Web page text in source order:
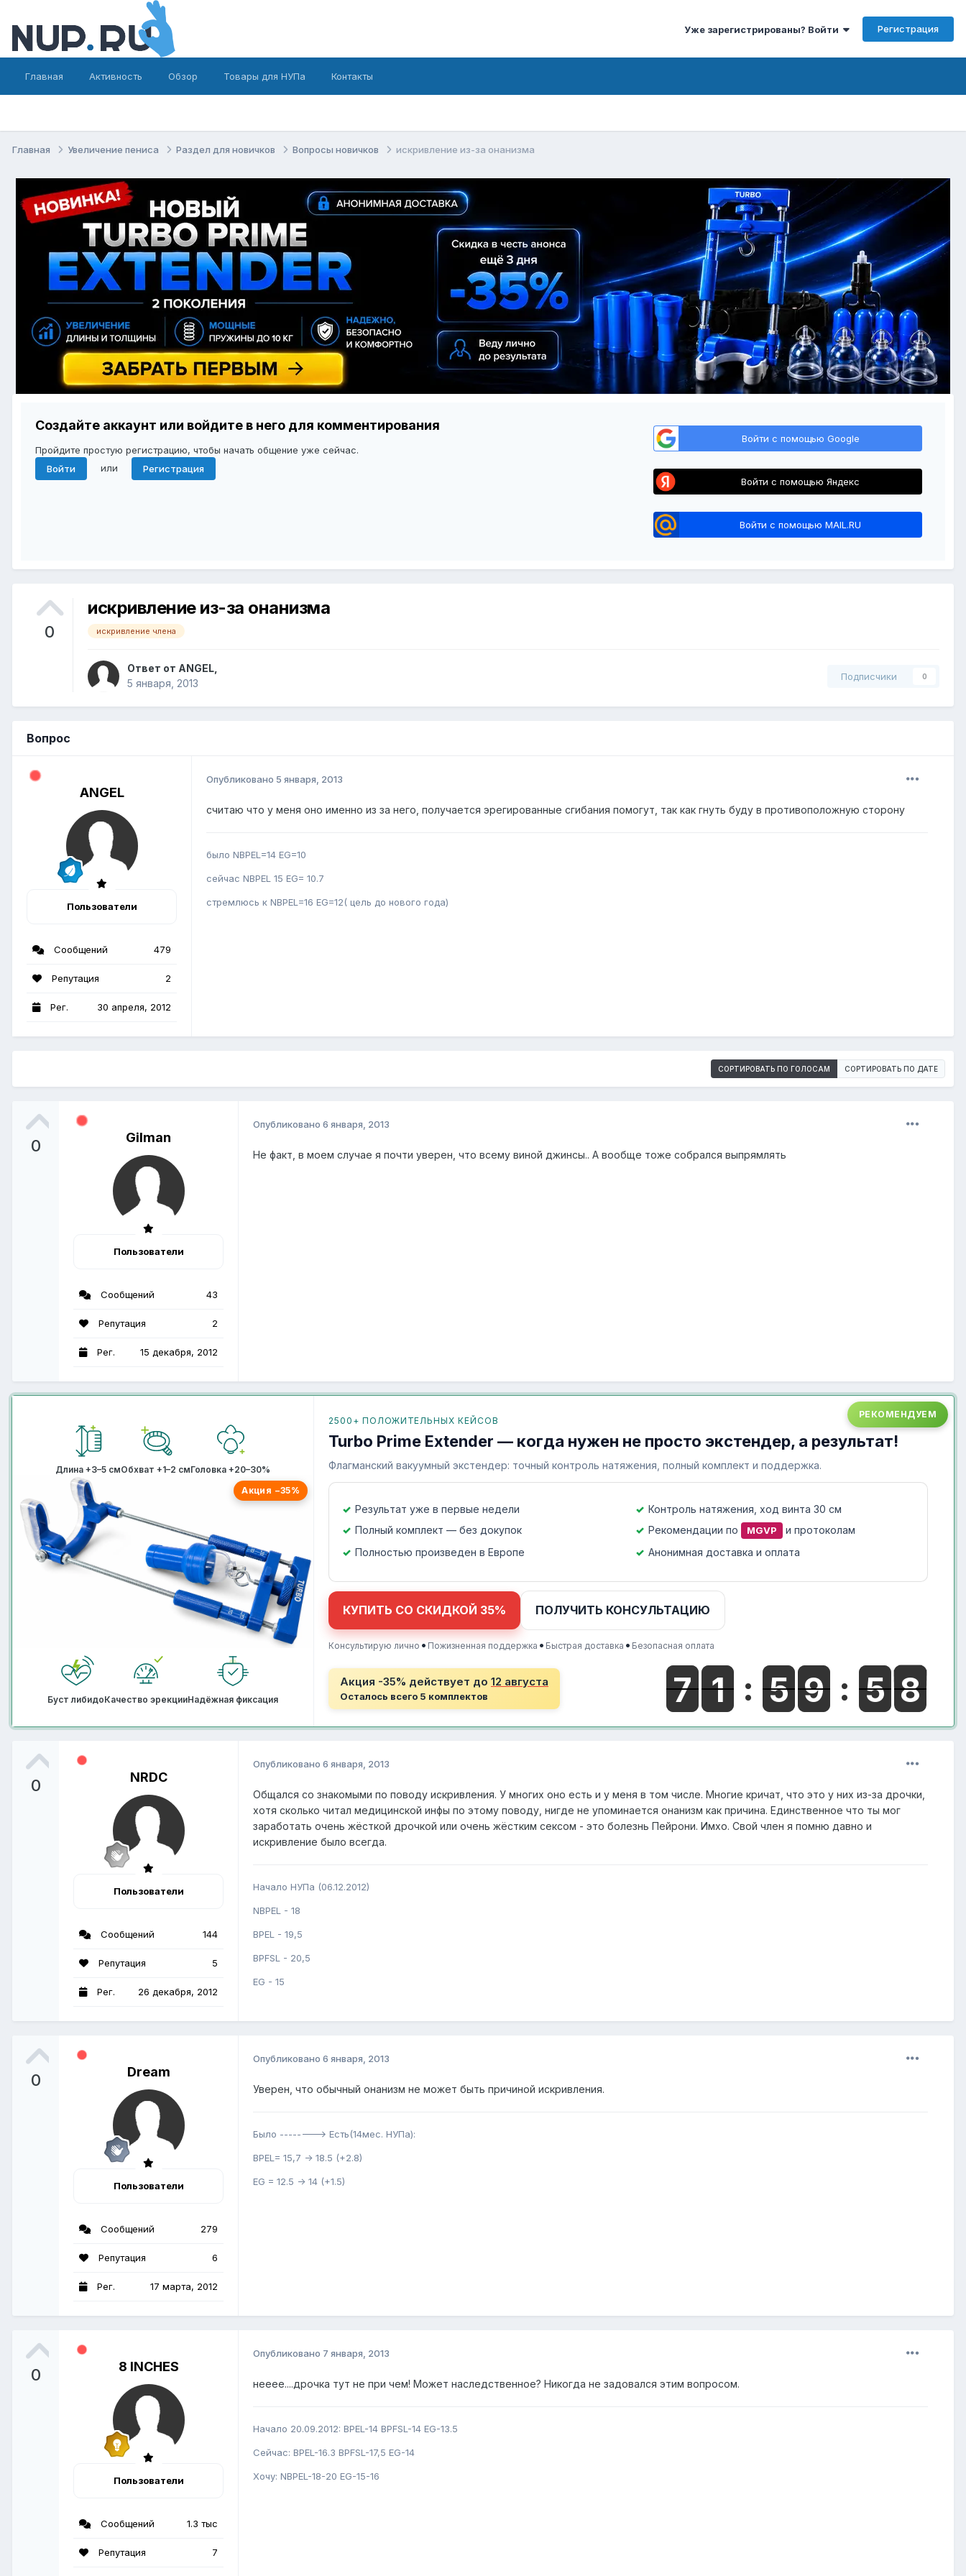
Уже зарегистрированы? Войти Регистрация
Главная Активность Обзор Товары для НУПа Контакты
Главная Увеличение пениса Раздел для новичков Вопросы новичков искривление из-за онанизма
Создайте аккаунт или войдите в него для комментирования
Пройдите простую регистрацию, чтобы начать общение уже сейчас.
Войти
или Регистрация
Войти с помощью Google
Войти с помощью Яндекс
Войти с помощью MAIL.RU
0
искривление из-за онанизма
искривление члена
Ответ от ANGEL,
5 января, 2013
Подписчики 0
Вопрос
ANGEL
Пользователи
Сообщений 479
Репутация 2
Рег. 30 апреля, 2012
Опубликовано 5 января, 2013
считаю что у меня оно именно из за него, получается эрегированные сгибания помогут, так как гнуть буду в противоположную сторону
было NBPEL=14 EG=10
сейчас NBPEL 15 EG= 10.7
стремлюсь к NBPEL=16 EG=12( цель до нового года)
СОРТИРОВАТЬ ПО ГОЛОСАМ СОРТИРОВАТЬ ПО ДАТЕ
0 Gilman
Пользователи
Сообщений 43
Репутация 2
Рег. 15 декабря, 2012
Опубликовано 6 января, 2013
Не факт, в моем случае я почти уверен, что всему виной джинсы.. А вообще тоже собрался выпрямлять
Длина +3–5 смОбхват +1–2 смГоловка +20–30%
Акция −35%
Буст либидоКачество эрекцииНадёжная фиксация
РЕКОМЕНДУЕМ
2500+ ПОЛОЖИТЕЛЬНЫХ КЕЙСОВ
Turbo Prime Extender — когда нужен не просто экстендер, а результат!
Флагманский вакуумный экстендер: точный контроль натяжения, полный комплект и поддержка.
Результат уже в первые недели
Контроль натяжения, ход винта 30 см
Полный комплект — без докупок
Рекомендации по MGVP
и протоколам
Полностью произведен в Европе
Анонимная доставка и оплата
КУПИТЬ СО СКИДКОЙ 35% ПОЛУЧИТЬ КОНСУЛЬТАЦИЮ
Консультирую лично • Пожизненная поддержка • Быстрая доставка • Безопасная оплата
Акция -35% действует до 12 августа
Осталось всего 5 комплектов
0 NRDC
Пользователи
Сообщений 144
Репутация 5
Рег. 26 декабря, 2012
Опубликовано 6 января, 2013
Общался со знакомыми по поводу искривления. У многих оно есть и у меня в том числе. Многие кричат, что это у них из-за дрочки,
хотя сколько читал медицинской инфы по этому поводу, нигде не упоминается онанизм как причина. Единственное что ты мог
заработать очень жёсткой дрочкой или очень жёстким сексом - это болезнь Пейрони. Имхо. Свой член я помню давно и
искривление было всегда.
Начало НУПа (06.12.2012)
NBPEL - 18
BPEL - 19,5
BPFSL - 20,5
EG - 15
0 Dream
Пользователи
Сообщений 279
Репутация 6
Рег. 17 марта, 2012
Опубликовано 6 января, 2013
Уверен, что обычный онанизм не может быть причиной искривления.
Было --------> Есть(14мес. НУПа):
BPEL= 15,7 -> 18.5 (+2.8)
EG = 12.5 -> 14 (+1.5)
0 8 INCHES
Пользователи
Сообщений 1.3 тыс
Репутация 7
Опубликовано 7 января, 2013
нееее....дрочка тут не при чем! Может наследственное? Никогда не задовался этим вопросом.
Начало 20.09.2012: BPEL-14 BPFSL-14 EG-13.5
Сейчас: BPEL-16.3 BPFSL-17,5 EG-14
Хочу: NBPEL-18-20 EG-15-16